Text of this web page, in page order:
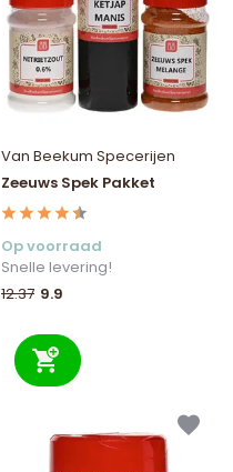
Van Beekum Specerijen
Zeeuws Spek Pakket
Op voorraad
Snelle levering!
12.37 9.9